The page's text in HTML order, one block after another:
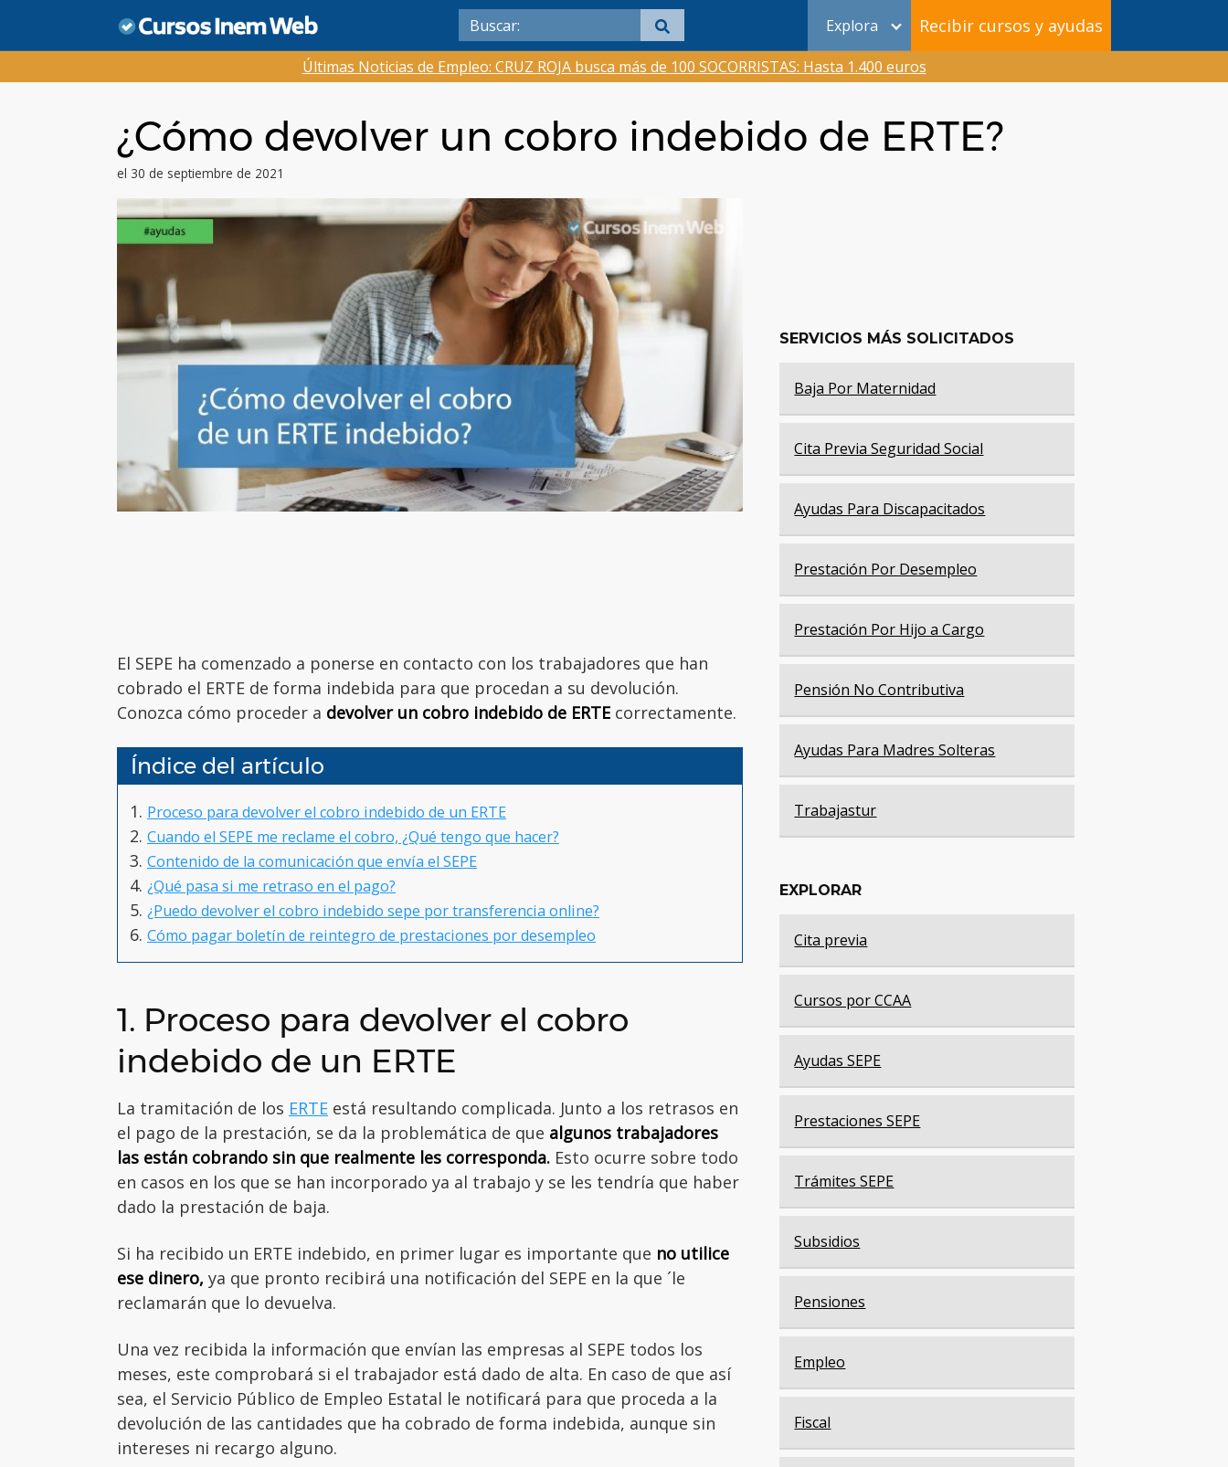
contenido
Explora Recibir cursos y ayudas
Últimas Noticias de Empleo: CRUZ ROJA busca más de 100 SOCORRISTAS: Hasta 1.400 euros
¿Cómo devolver un cobro indebido de ERTE?
el 30 de septiembre de 2021
El SEPE ha comenzado a ponerse en contacto con los trabajadores que han
cobrado el ERTE de forma indebida para que procedan a su devolución.
Conozca cómo proceder a devolver un cobro indebido de ERTE correctamente.
Índice del artículo
Proceso para devolver el cobro indebido de un ERTE
Cuando el SEPE me reclame el cobro, ¿Qué tengo que hacer?
Contenido de la comunicación que envía el SEPE
¿Qué pasa si me retraso en el pago?
¿Puedo devolver el cobro indebido sepe por transferencia online?
Cómo pagar boletín de reintegro de prestaciones por desempleo
1. Proceso para devolver el cobro
indebido de un ERTE
La tramitación de los ERTE está resultando complicada. Junto a los retrasos en
el pago de la prestación, se da la problemática de que algunos trabajadores
las están cobrando sin que realmente les corresponda. Esto ocurre sobre todo
en casos en los que se han incorporado ya al trabajo y se les tendría que haber
dado la prestación de baja.
Si ha recibido un ERTE indebido, en primer lugar es importante que no utilice
ese dinero, ya que pronto recibirá una notificación del SEPE en la que ´le
reclamarán que lo devuelva.
Una vez recibida la información que envían las empresas al SEPE todos los
meses, este comprobará si el trabajador está dado de alta. En caso de que así
sea, el Servicio Público de Empleo Estatal le notificará para que proceda a la
devolución de las cantidades que ha cobrado de forma indebida, aunque sin
intereses ni recargo alguno.
SERVICIOS MÁS SOLICITADOS
Baja Por Maternidad
Cita Previa Seguridad Social
Ayudas Para Discapacitados
Prestación Por Desempleo
Prestación Por Hijo a Cargo
Pensión No Contributiva
Ayudas Para Madres Solteras
Trabajastur
EXPLORAR
Cita previa
Cursos por CCAA
Ayudas SEPE
Prestaciones SEPE
Trámites SEPE
Subsidios
Pensiones
Empleo
Fiscal